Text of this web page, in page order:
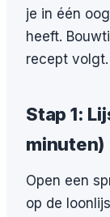
je in één
heeft.
recept volgt.
Stap 1:
minuten)
Open een
op de